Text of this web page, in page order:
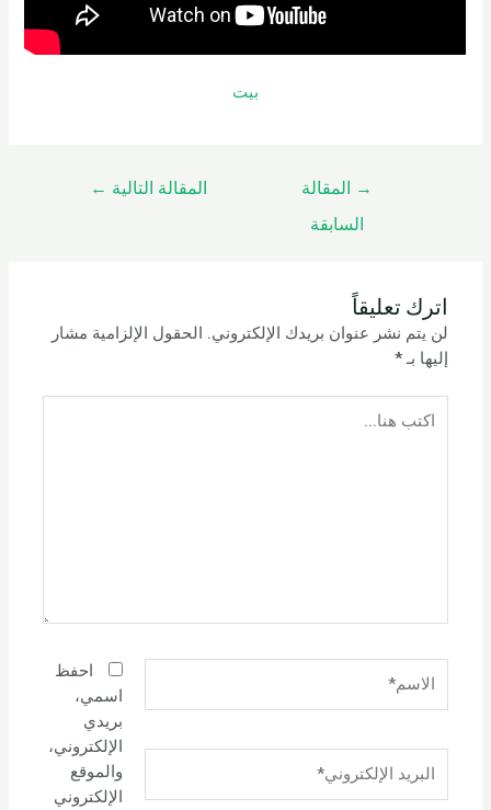
بيت
→
المقالة
السابقة
المقالة التالية ←
اترك تعليقاً
لن يتم نشر عنوان بريدك الإلكتروني. الحقول الإلزامية مشار
إليها بـ*
هنا...
الإلكتروني*
احفظ
اسمي،
بريدي
الإلكتروني،
والموقع
الإلكتروني